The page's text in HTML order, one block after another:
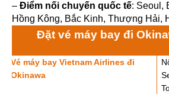
– Điểm nối chuyến quốc tế: Seoul,
Hồng Kông, Bắc Kinh, Thượng Hải,
Đặt vé máy bay đi
Vé máy bay Vietnam Airlines đi
Okinawa